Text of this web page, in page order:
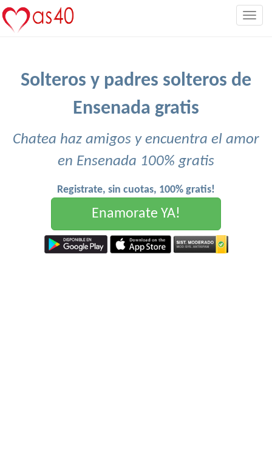
Solteros y padres solteros de
Ensenada gratis
Chatea haz amigos y encuentra el amor
en Ensenada 100% gratis
Registrate, sin cuotas, 100% gratis!
Enamorate YA!